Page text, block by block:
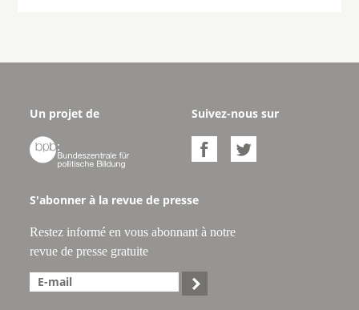
Un projet de

Suivez-nous sur
 
S'abonner à la revue de presse
Restez informé en vous abonnant à notre
revue de presse gratuite
